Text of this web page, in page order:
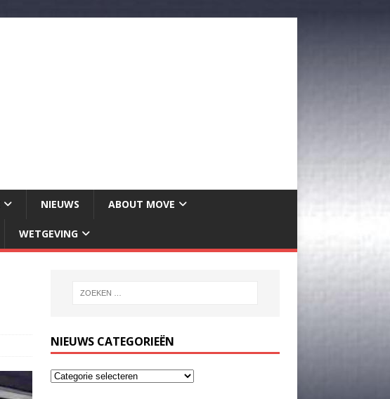
NIEUWS ABOUT MOVE
WETGEVING
NIEUWS CATEGORIEËN